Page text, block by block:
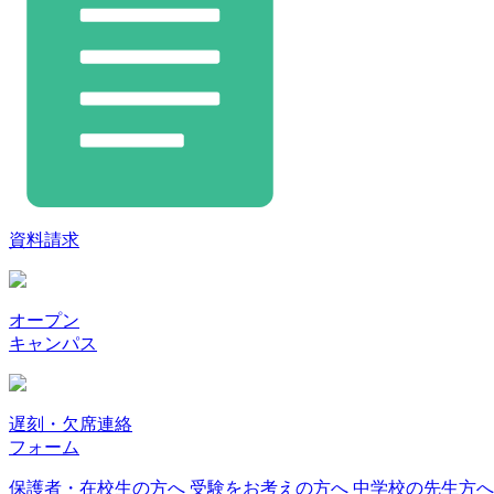
資料請求
オープン
キャンパス
遅刻・欠席連絡
フォーム
保護者・在校生の方へ 受験をお考えの方へ 中学校の先生方へ